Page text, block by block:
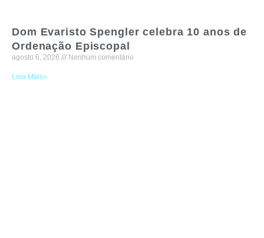
Dom Evaristo Spengler celebra 10 anos de
Ordenação Episcopal
agosto 6, 2026 Nenhum comentário
Leia Mais»